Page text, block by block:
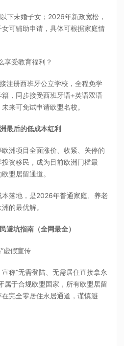
下未婚子女；2026年新政宽松，
可辅助申请，具体可根据家庭情
享受教育福利？
注册西班牙公立学校，全程免学
，同步接受西班牙语+英语双语
来可免试申请欧盟名校。
最后的低成本红利
洲项目全面涨价、收紧、关停的
资移民，成为目前欧洲门槛最
盟居留通道。
落地，是2026年普通家庭、养老
的最优解。
避坑指南（全网最全）
虚假宣传
称“无需登陆、无需居住直接拿永
属于合规欧盟国家，所有欧盟居留
完全零居住永居通道，谨慎避